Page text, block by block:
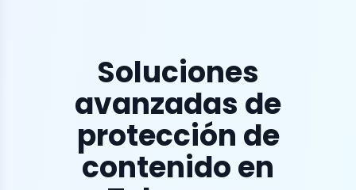
Soluciones
avanzadas de
protección de
contenido en